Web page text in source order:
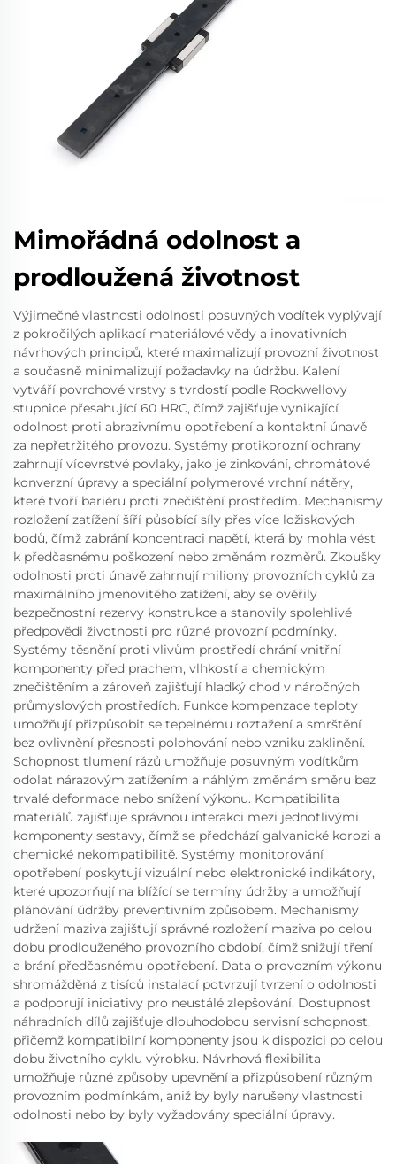
Mimořádná odolnost a
prodloužená životnost
Výjimečné vlastnosti odolnosti posuvných vodítek vyplývají
z pokročilých aplikací materiálové vědy a inovativních
návrhových principů, které maximalizují provozní životnost
a současně minimalizují požadavky na údržbu. Kalení
vytváří povrchové vrstvy s tvrdostí podle Rockwellovy
stupnice přesahující 60 HRC, čímž zajišťuje vynikající
odolnost proti abrazivnímu opotřebení a kontaktní únavě
za nepřetržitého provozu. Systémy protikorozní ochrany
zahrnují vícevrstvé povlaky, jako je zinkování, chromátové
konverzní úpravy a speciální polymerové vrchní nátěry,
které tvoří bariéru proti znečištění prostředím. Mechanismy
rozložení zatížení šíří působící síly přes více ložiskových
bodů, čímž zabrání koncentraci napětí, která by mohla vést
k předčasnému poškození nebo změnám rozměrů. Zkoušky
odolnosti proti únavě zahrnují miliony provozních cyklů za
maximálního jmenovitého zatížení, aby se ověřily
bezpečnostní rezervy konstrukce a stanovily spolehlivé
předpovědi životnosti pro různé provozní podmínky.
Systémy těsnění proti vlivům prostředí chrání vnitřní
komponenty před prachem, vlhkostí a chemickým
znečištěním a zároveň zajišťují hladký chod v náročných
průmyslových prostředích. Funkce kompenzace teploty
umožňují přizpůsobit se tepelnému roztažení a smrštění
bez ovlivnění přesnosti polohování nebo vzniku zaklinění.
Schopnost tlumení rázů umožňuje posuvným vodítkům
odolat nárazovým zatížením a náhlým změnám směru bez
trvalé deformace nebo snížení výkonu. Kompatibilita
materiálů zajišťuje správnou interakci mezi jednotlivými
komponenty sestavy, čímž se předchází galvanické korozi a
chemické nekompatibilitě. Systémy monitorování
opotřebení poskytují vizuální nebo elektronické indikátory,
které upozorňují na blížící se termíny údržby a umožňují
plánování údržby preventivním způsobem. Mechanismy
udržení maziva zajišťují správné rozložení maziva po celou
dobu prodlouženého provozního období, čímž snižují tření
a brání předčasnému opotřebení. Data o provozním výkonu
shromážděná z tisíců instalací potvrzují tvrzení o odolnosti
a podporují iniciativy pro neustálé zlepšování. Dostupnost
náhradních dílů zajišťuje dlouhodobou servisní schopnost,
přičemž kompatibilní komponenty jsou k dispozici po celou
dobu životního cyklu výrobku. Návrhová flexibilita
umožňuje různé způsoby upevnění a přizpůsobení různým
provozním podmínkám, aniž by byly narušeny vlastnosti
odolnosti nebo by byly vyžadovány speciální úpravy.